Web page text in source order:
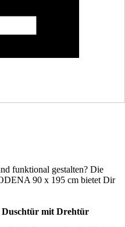
funktional gestalten? Die
90 x 195 cm bietet Dir
mit Drehtür